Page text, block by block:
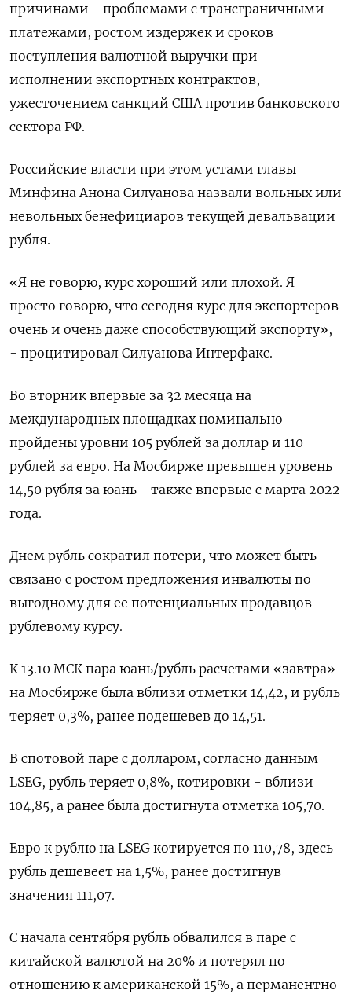
причинами - проблемами с трансграничными
платежами, ростом издержек и сроков
поступления валютной выручки при
исполнении экспортных контрактов,
ужесточением санкций США против банковского
сектора РФ.
Российские власти при этом устами главы
Минфина Анона Силуанова назвали вольных или
невольных бенефициаров текущей девальвации
рубля.
«Я не говорю, курс хороший или плохой. Я
просто говорю, что сегодня курс для экспортеров
очень и очень даже способствующий экспорту»,
- процитировал Силуанова Интерфакс.
Во вторник впервые за 32 месяца на
международных площадках номинально
пройдены уровни 105 рублей за доллар и 110
рублей за евро. На Мосбирже превышен уровень
14,50 рубля за юань - также впервые с марта 2022
года.
Днем рубль сократил потери, что может быть
связано с ростом предложения инвалюты по
выгодному для ее потенциальных продавцов
рублевому курсу.
К 13.10 МСК пара юань/рубль расчетами «завтра»
на Мосбирже была вблизи отметки 14,42, и рубль
теряет 0,3%, ранее подешевев до 14,51.
В спотовой паре с долларом, согласно данным
LSEG, рубль теряет 0,8%, котировки - вблизи
104,85, а ранее была достигнута отметка 105,70.
Евро к рублю на LSEG котируется по 110,78, здесь
рубль дешевеет на 1,5%, ранее достигнув
значения 111,07.
С начала сентября рубль обвалился в паре с
китайской валютой на 20% и потерял по
отношению к американской 15%, а перманентно